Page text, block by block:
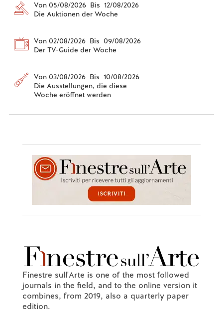
Von 05/08/2026 Bis 12/08/2026
Die Auktionen der Woche
Von 02/08/2026 Bis 09/08/2026
Der TV-Guide der Woche
Von 03/08/2026 Bis 10/08/2026
Die Ausstellungen, die diese
Woche eröffnet werden
Finestre sull'Arte is one of the most followed
journals in the field, and to the online version it
combines, from 2019, also a quarterly paper
edition.